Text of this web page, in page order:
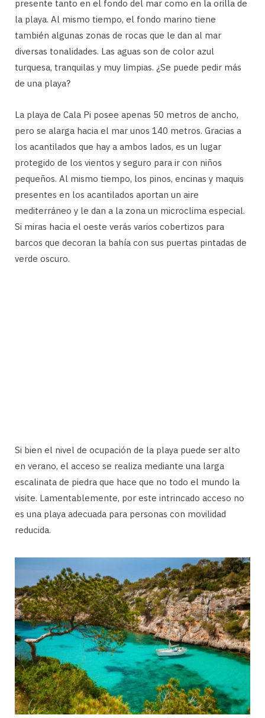
presente tanto en el fondo del mar como en la orilla de
la playa. Al mismo tiempo, el fondo marino tiene
también algunas zonas de rocas que le dan al mar
diversas tonalidades. Las aguas son de color azul
turquesa, tranquilas y muy limpias. ¿Se puede pedir más
de una playa?
La playa de Cala Pi posee apenas 50 metros de ancho,
pero se alarga hacia el mar unos 140 metros. Gracias a
los acantilados que hay a ambos lados, es un lugar
protegido de los vientos y seguro para ir con niños
pequeños. Al mismo tiempo, los pinos, encinas y maquis
presentes en los acantilados aportan un aire
mediterráneo y le dan a la zona un microclima especial.
Si miras hacia el oeste verás varios cobertizos para
barcos que decoran la bahía con sus puertas pintadas de
verde oscuro.
Si bien el nivel de ocupación de la playa puede ser alto
en verano, el acceso se realiza mediante una larga
escalinata de piedra que hace que no todo el mundo la
visite. Lamentablemente, por este intrincado acceso no
es una playa adecuada para personas con movilidad
reducida.